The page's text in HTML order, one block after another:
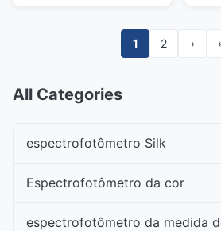
1 2 ›
All Categories
espectrofotômetro Silk
Espectrofotômetro da cor
espectrofotômetro da medida